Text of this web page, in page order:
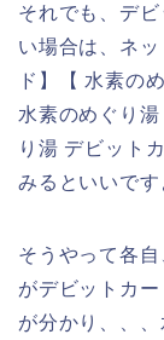
それでも、デ
い場合は、ネ
ド】【 水素の
水素のめぐり
り湯 デビット
みるといいです
そうやって各
がデビットカ
が分かり、、